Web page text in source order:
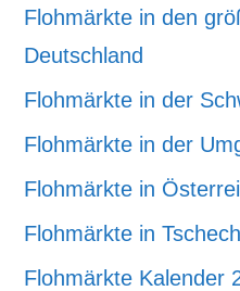
Flohmärkte in den
Deutschland
Flohmärkte in der
Flohmärkte in der
Flohmärkte in
Flohmärkte in
Flohmärkte Kalender